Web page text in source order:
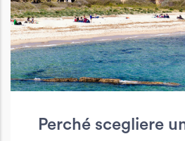
Perché scegliere